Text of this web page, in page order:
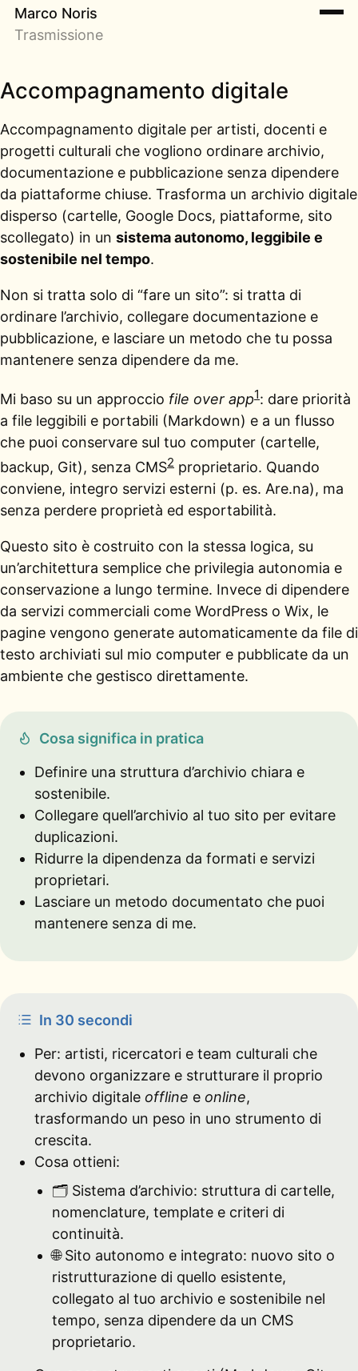
Marco Noris
Trasmissione
Accompagnamento digitale
Accompagnamento digitale per artisti, docenti e
progetti culturali che vogliono ordinare archivio,
documentazione e pubblicazione senza dipendere
da piattaforme chiuse. Trasforma un archivio digitale
disperso (cartelle, Google Docs, piattaforme, sito
scollegato) in un sistema autonomo, leggibile e
sostenibile nel tempo.
Non si tratta solo di “fare un sito”: si tratta di
ordinare l’archivio, collegare documentazione e
pubblicazione, e lasciare un metodo che tu possa
mantenere senza dipendere da me.
Mi baso su un approccio file over app1: dare priorità
a file leggibili e portabili (Markdown) e a un flusso
che puoi conservare sul tuo computer (cartelle,
backup, Git), senza CMS2 proprietario. Quando
conviene, integro servizi esterni (p. es. Are.na), ma
senza perdere proprietà ed esportabilità.
Questo sito è costruito con la stessa logica, su
un’architettura semplice che privilegia autonomia e
conservazione a lungo termine. Invece di dipendere
da servizi commerciali come WordPress o Wix, le
pagine vengono generate automaticamente da file di
testo archiviati sul mio computer e pubblicate da un
ambiente che gestisco direttamente.
Cosa significa in pratica
Definire una struttura d’archivio chiara e
sostenibile.
Collegare quell’archivio al tuo sito per evitare
duplicazioni.
Ridurre la dipendenza da formati e servizi
proprietari.
Lasciare un metodo documentato che puoi
mantenere senza di me.
In 30 secondi
Per: artisti, ricercatori e team culturali che
devono organizzare e strutturare il proprio
archivio digitale offline e online,
trasformando un peso in uno strumento di
crescita.
Cosa ottieni:
🗂️ Sistema d’archivio: struttura di cartelle,
nomenclature, template e criteri di
continuità.
🌐 Sito autonomo e integrato: nuovo sito o
ristrutturazione di quello esistente,
collegato al tuo archivio e sostenibile nel
tempo, senza dipendere da un CMS
proprietario.